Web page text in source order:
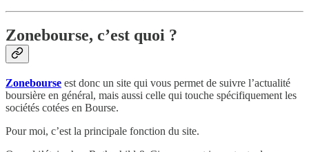
Zonebourse, c’est quoi ?
Zonebourse est donc un site qui vous permet de suivre l’actualité
boursière en général, mais aussi celle qui touche spécifiquement les
sociétés cotées en Bourse.
Pour moi, c’est la principale fonction du site.